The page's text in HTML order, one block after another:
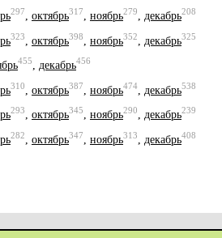
297 октябрь317 ноябрь279 декабрь208
323 октябрь398 ноябрь352 декабрь325
455, декабрь456
310 октябрь387 ноябрь474 декабрь538
293, октябрь345, ноябрь290, декабрь239
282 октябрь347 ноябрь313 декабрь408